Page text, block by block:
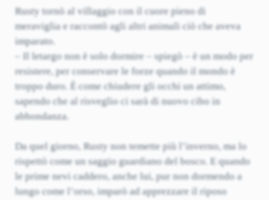
Rusty tornò al villaggio con il cuore pieno di
meraviglia e raccontò agli altri animali ciò che aveva
imparato.
– Il letargo non è solo dormire – spiegò – è un modo per
resistere, per conservare le forze quando il mondo è
troppo duro. È come chiudere gli occhi un attimo,
sapendo che al risveglio ci sarà di nuovo cibo in
abbondanza.
Da quel giorno, Rusty non temette più l’inverno, ma lo
rispettò come un saggio guardiano del bosco. E quando
le prime nevi caddero, anche lui, pur non dormendo a
lungo come l’orso, imparò ad apprezzare il riposo